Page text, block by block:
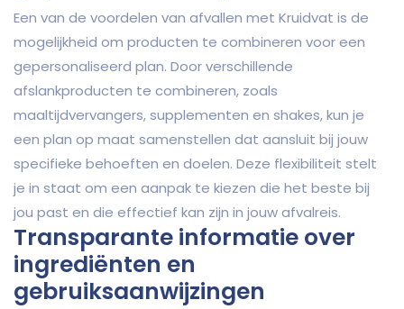
Een van de voordelen van afvallen met Kruidvat is de
mogelijkheid om producten te combineren voor een
gepersonaliseerd plan. Door verschillende
afslankproducten te combineren, zoals
maaltijdvervangers, supplementen en shakes, kun je
een plan op maat samenstellen dat aansluit bij jouw
specifieke behoeften en doelen. Deze flexibiliteit stelt
je in staat om een aanpak te kiezen die het beste bij
jou past en die effectief kan zijn in jouw afvalreis.
Transparante informatie over
ingrediënten en
gebruiksaanwijzingen